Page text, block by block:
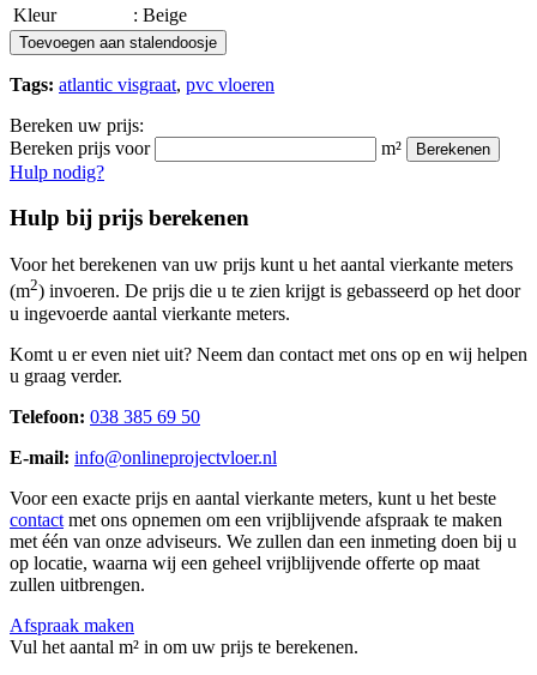
Kleur
: Beige
Toevoegen aan stalendoosje
Tags: atlantic visgraat, pvc vloeren
Bereken uw prijs:
Bereken prijs voor
m² Berekenen
Hulp nodig?
Hulp bij prijs berekenen
Voor het berekenen van uw prijs kunt u het aantal vierkante meters
(m2) invoeren. De prijs die u te zien krijgt is gebasseerd op het door
u ingevoerde aantal vierkante meters.
Komt u er even niet uit? Neem dan contact met ons op en wij helpen
u graag verder.
Telefoon: 038 385 69 50
E-mail: info@onlineprojectvloer.nl
Voor een exacte prijs en aantal vierkante meters, kunt u het beste
contact met ons opnemen om een vrijblijvende afspraak te maken
met één van onze adviseurs. We zullen dan een inmeting doen bij u
op locatie, waarna wij een geheel vrijblijvende offerte op maat
zullen uitbrengen.
Afspraak maken
Vul het aantal m² in om uw prijs te berekenen.